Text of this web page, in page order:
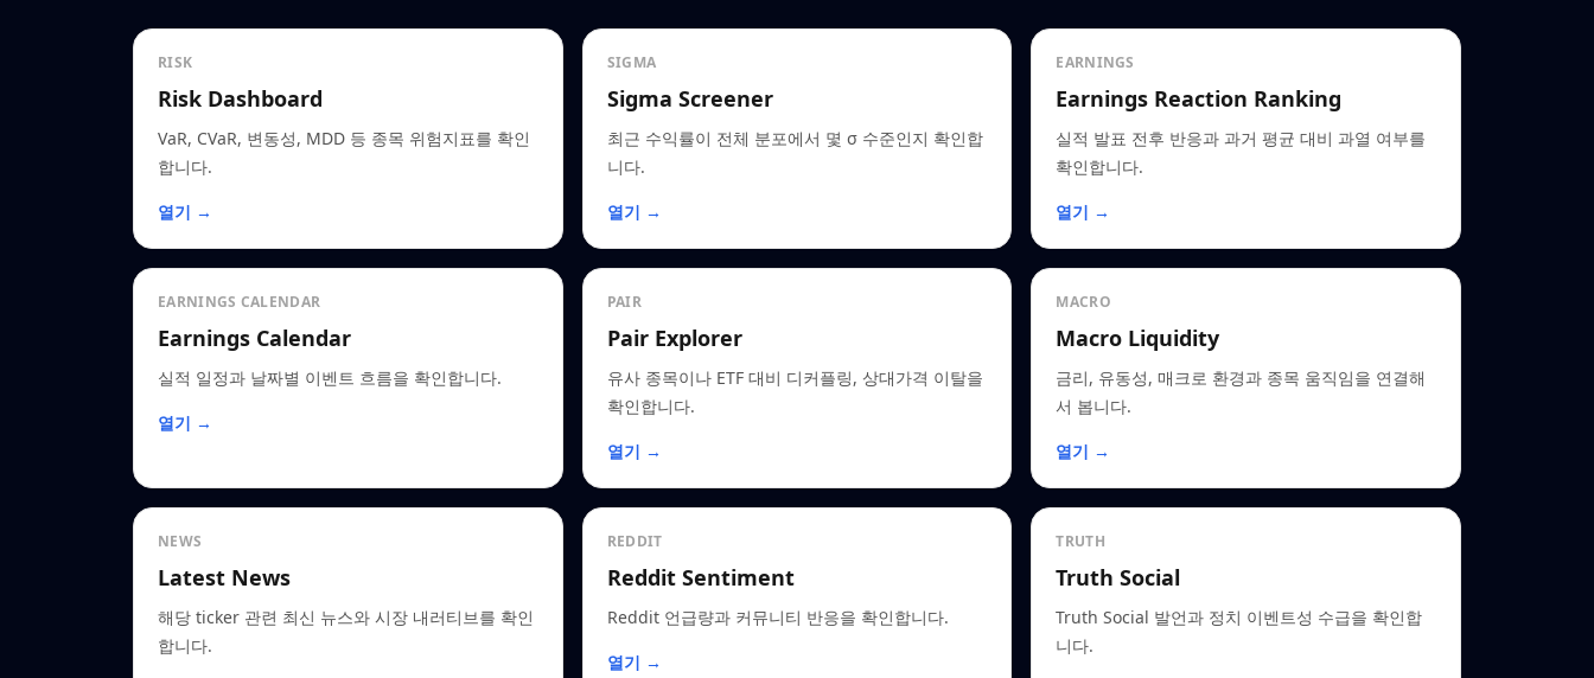
RISK
Risk Dashboard
VaR, CVaR, 변동성, MDD 등 종목 위험지표를 확인
합니다.
열기 →
SIGMA
Sigma Screener
최근 수익률이 전체 분포에서 몇 σ 수준인지 확인합
니다.
열기 →
EARNINGS
Earnings Reaction Ranking
실적 발표 전후 반응과 과거 평균 대비 과열 여부를
확인합니다.
열기 →
EARNINGS CALENDAR
Earnings Calendar
실적 일정과 날짜별 이벤트 흐름을 확인합니다.
열기 →
PAIR
Pair Explorer
유사 종목이나 ETF 대비 디커플링, 상대가격 이탈을
확인합니다.
열기 →
MACRO
Macro Liquidity
금리, 유동성, 매크로 환경과 종목 움직임을 연결해
서 봅니다.
열기 →
NEWS
Latest News
해당 ticker 관련 최신 뉴스와 시장 내러티브를 확인
합니다.
REDDIT
Reddit Sentiment
Reddit 언급량과 커뮤니티 반응을 확인합니다.
열기 →
TRUTH
Truth Social
Truth Social 발언과 정치 이벤트성 수급을 확인합
니다.